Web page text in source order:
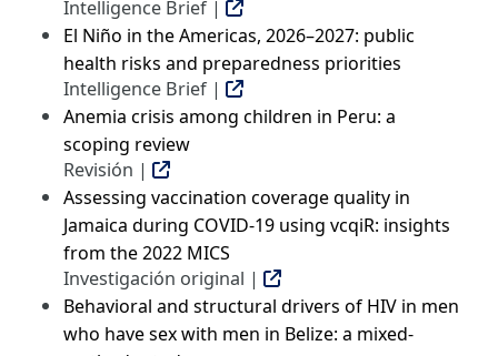
Intelligence Brief |
El Niño in the Americas, 2026–2027: public
health risks and preparedness priorities
Intelligence Brief |
Anemia crisis among children in Peru: a
scoping review
Revisión |
Assessing vaccination coverage quality in
Jamaica during COVID-19 using vcqiR: insights
from the 2022 MICS
Investigación original |
Behavioral and structural drivers of HIV in men
who have sex with men in Belize: a mixed-